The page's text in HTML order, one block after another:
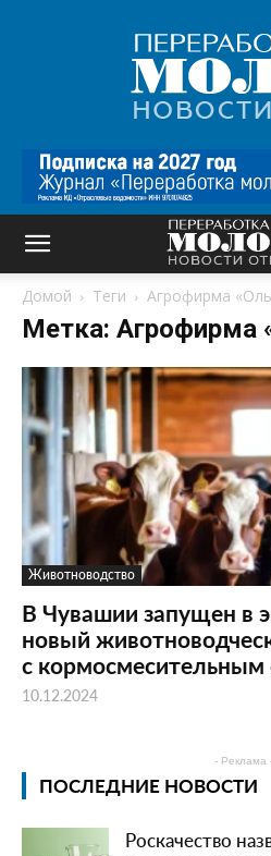
Домой Теги Агрофирма
Метка: Агрофирма
Животноводство
В Чувашии запущен в
новый
с
10.12.2024
- Реклама
ПОСЛЕДНИЕ НОВОСТИ
Роскачество